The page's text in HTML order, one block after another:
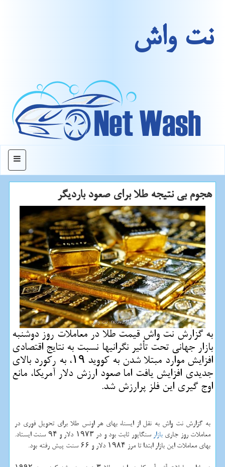
نت واش
منو
هجوم بی نتیجه طلا برای صعود باردیگر
به گزارش نت واش قیمت طلا در معاملات روز دوشنبه
بازار جهانی تحت تأثیر نگرانیها نسبت به نتایج اقتصادی
افزایش موارد مبتلا شدن به كووید ۱۹، به ركورد بالای
جدیدی افزایش یافت اما صعود ارزش دلار آمریكا، مانع
اوج گیری این فلز پرارزش شد.
به گزارش نت واش به نقل از ایسنا، بهای هر اونس طلا برای تحویل فوری در
معاملات روز جاریبازار
سنگاپور ثابت بود و در ۱۹۷۳ دلار و ۹۴ سنت ایستاد.
بهای معاملات این بازار ابتدا تا مرز ۱۹۸۴ دلار و ۶۶ سنت پیش رفته بود.